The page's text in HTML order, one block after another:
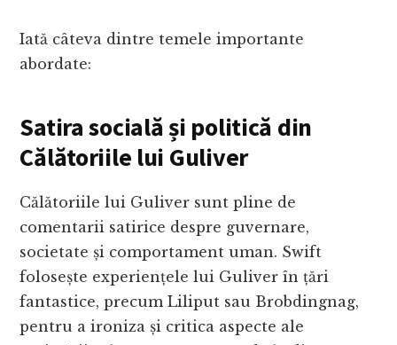
Iată câteva dintre temele importante
abordate:
Satira socială și politică din
Călătoriile lui Guliver
Călătoriile lui Guliver sunt pline de
comentarii satirice despre guvernare,
societate și comportament uman. Swift
folosește experiențele lui Guliver în țări
fantastice, precum Liliput sau Brobdingnag,
pentru a ironiza și critica aspecte ale